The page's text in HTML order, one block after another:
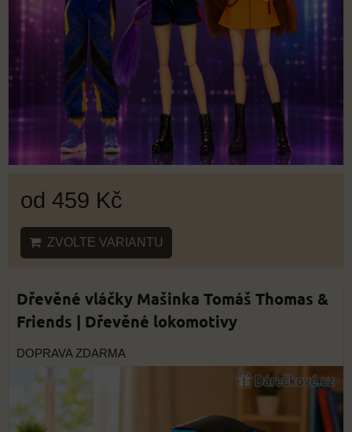
od 459 Kč
ZVOLTE VARIANTU
Dřevěné vláčky Mašinka Tomáš Thomas &
Friends | Dřevěné lokomotivy
DOPRAVA ZDARMA